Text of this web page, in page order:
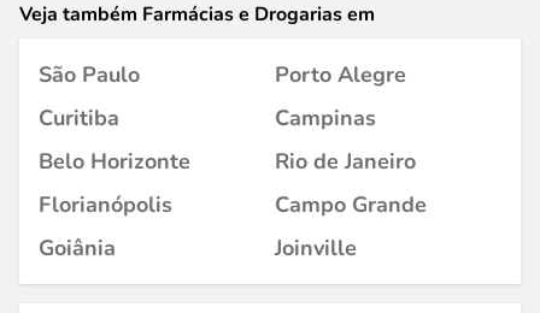
Veja também Farmácias e Drogarias em
São Paulo
Porto Alegre
Curitiba
Campinas
Belo Horizonte
Rio de Janeiro
Florianópolis
Campo Grande
Goiânia
Joinville